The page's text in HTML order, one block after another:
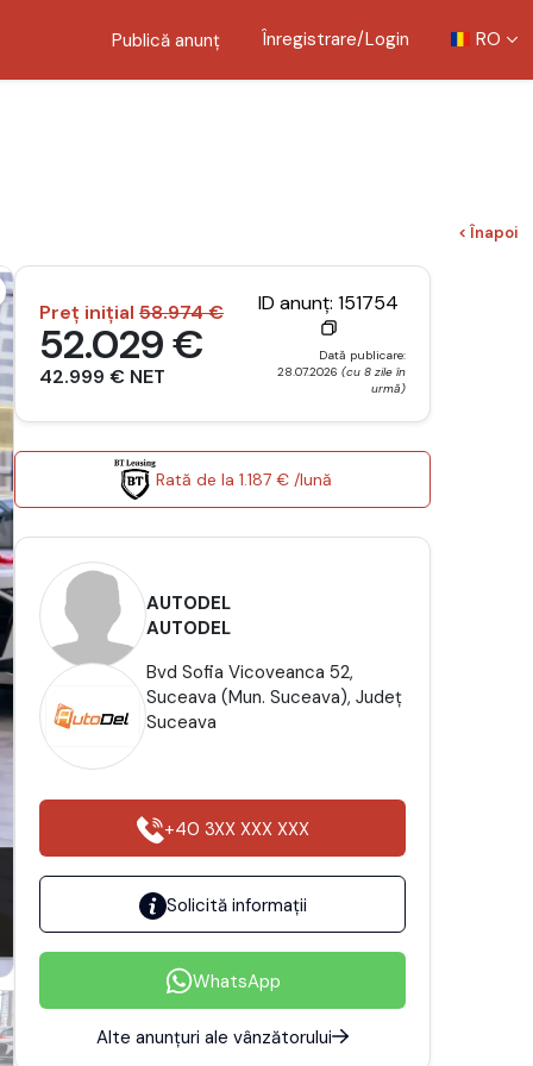
Publică anunț Înregistrare/Login RO
< Înapoi
Preț inițial 58.974 €
52.029 €
42.999 € NET
ID anunț: 151754
Dată publicare:
28.07.2026 (cu 8 zile în
urmă)
Rată de la 1.187 € /lună
AUTODEL
AUTODEL
Bvd Sofia Vicoveanca 52,
Suceava (Mun. Suceava), Județ
Suceava
+40 3XX XXX XXX
Solicită informații
WhatsApp
Alte anunțuri ale vânzătorului